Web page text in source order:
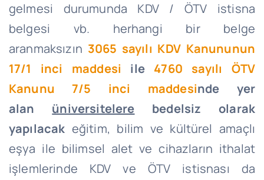
gelmesi durumunda KDV / ÖTV istisna
belgesi vb. herhangi bir belge
aranmaksızın 3065 sayılı KDV Kanununun
17/1 inci maddesi ile 4760 sayılı ÖTV
Kanunu 7/5 inci maddesinde yer
alan üniversitelere bedelsiz olarak
yapılacak eğitim, bilim ve kültürel amaçlı
eşya ile bilimsel alet ve cihazların ithalat
işlemlerinde KDV ve ÖTV istisnası da